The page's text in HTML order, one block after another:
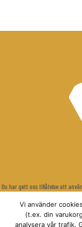
Du har gett oss tillåtelse att
Vi använder
(t.ex. din
analysera vår trafik.